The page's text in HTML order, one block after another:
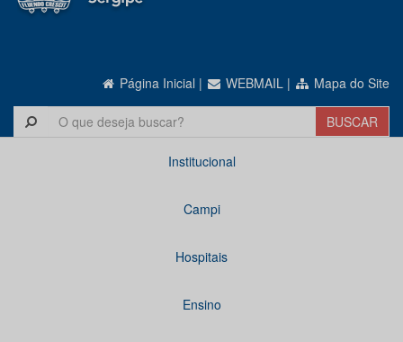
Página Inicial | WEBMAIL | Mapa do Site
Institucional
Campi
Hospitais
Ensino